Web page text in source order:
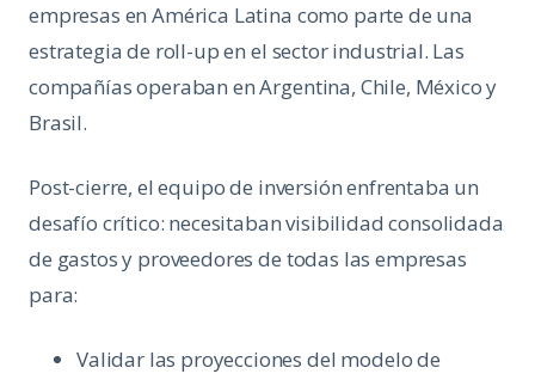
empresas en América Latina como parte de una
estrategia de roll-up en el sector industrial. Las
compañías operaban en Argentina, Chile, México y
Brasil.
Post-cierre, el equipo de inversión enfrentaba un
desafío crítico: necesitaban visibilidad consolidada
de gastos y proveedores de todas las empresas
para:
Validar las proyecciones del modelo de